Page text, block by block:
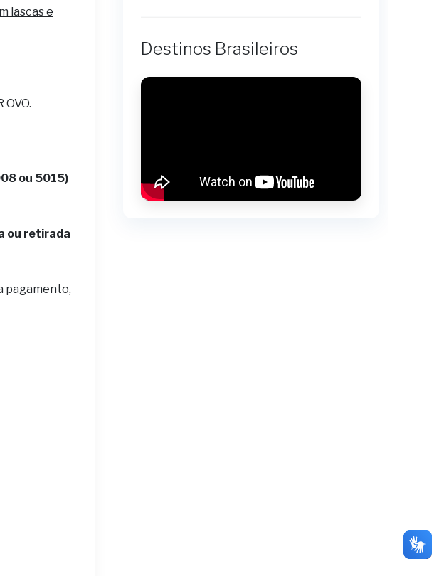
lascas e
ou 5015)
ou retirada
pagamento,
Destinos Brasileiros